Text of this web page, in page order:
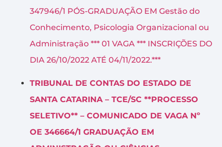
347946/1 PÓS-GRADUAÇÃO EM Gestão do
Conhecimento, Psicologia Organizacional ou
Administração *** 01 VAGA *** INSCRIÇÕES DO
DIA 26/10/2022 ATÉ 04/11/2022.***
TRIBUNAL DE CONTAS DO ESTADO DE
SANTA CATARINA – TCE/SC **PROCESSO
SELETIVO** – COMUNICADO DE VAGA Nº
OE 346664/1 GRADUAÇÃO EM